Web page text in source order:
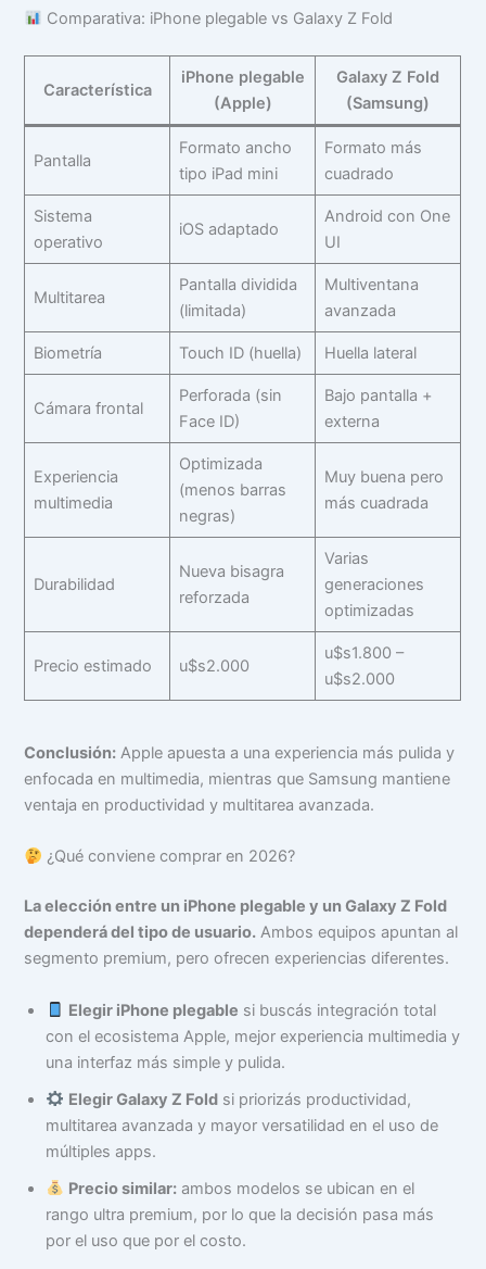
Comparativa: iPhone plegable vs Galaxy Z Fold
Característica
iPhone plegable
(Apple)
Galaxy Z Fold
(Samsung)
Pantalla
Formato ancho
tipo iPad mini
Formato más
cuadrado
Sistema
operativo
iOS adaptado
Android con One
UI
Multitarea
Pantalla dividida
(limitada)
Multiventana
avanzada
Biometría Touch ID (huella) Huella lateral
Cámara frontal
Perforada (sin
Face ID)
Bajo pantalla +
externa
Experiencia
multimedia
Optimizada
(menos barras
negras)
Muy buena pero
más cuadrada
Durabilidad
Nueva bisagra
reforzada
Varias
generaciones
optimizadas
Precio estimado u$s2.000
u$s1.800 –
u$s2.000
Conclusión: Apple apuesta a una experiencia más pulida y
enfocada en multimedia, mientras que Samsung mantiene
ventaja en productividad y multitarea avanzada.
¿Qué conviene comprar en 2026?
La elección entre un iPhone plegable y un Galaxy Z Fold
dependerá del tipo de usuario. Ambos equipos apuntan al
segmento premium, pero ofrecen experiencias diferentes.
Elegir iPhone plegable si buscás integración total
con el ecosistema Apple, mejor experiencia multimedia y
una interfaz más simple y pulida.
Elegir Galaxy Z Fold si priorizás productividad,
multitarea avanzada y mayor versatilidad en el uso de
múltiples apps.
Precio similar: ambos modelos se ubican en el
rango ultra premium, por lo que la decisión pasa más
por el uso que por el costo.